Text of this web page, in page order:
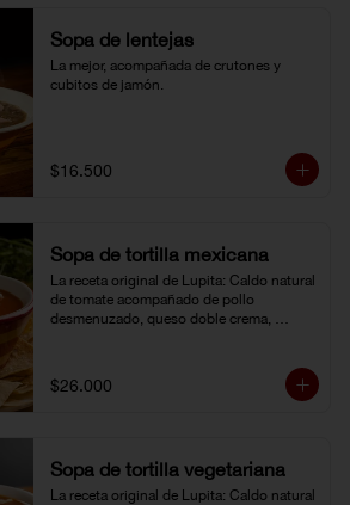
Sopa de lentejas
La mejor, acompañada de crutones y
cubitos de jamón.
$16.500
Sopa de tortilla mexicana
La receta original de Lupita: Caldo natural
de tomate acompañado de pollo
desmenuzado, queso doble crema,
$26.000
Sopa de tortilla vegetariana
La receta original de Lupita: Caldo natural